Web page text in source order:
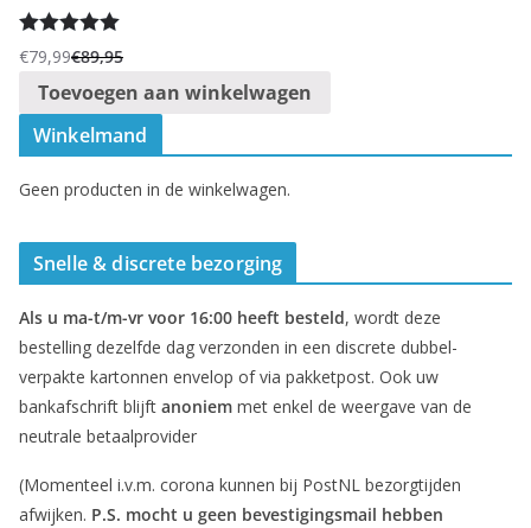
Gewaardeer
€89,95
Oorspronkelijke
prijs
was:
€89,95.
€79,99
Huidige
prijs
€79,99.
Toevoegen aan winkelwagen
Winkelmand
Geen producten in de winkelwagen.
Snelle & discrete bezorging
Als u ma-t/m-vr voor 16:00 heeft besteld, wordt deze
bestelling dezelfde dag verzonden in een discrete dubbel-
verpakte kartonnen envelop of via pakketpost. Ook uw
bankafschrift blijft anoniem met enkel de weergave van de
neutrale betaalprovider
(Momenteel i.v.m. corona kunnen bij PostNL bezorgtijden
afwijken. P.S. mocht u geen bevestigingsmail hebben